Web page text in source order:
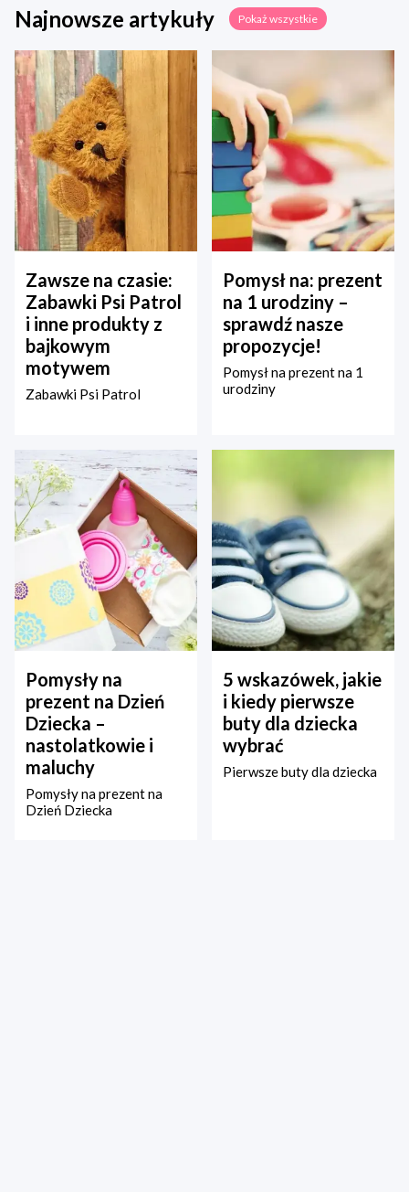
Najnowsze artykuły Pokaż wszystkie
Zawsze na czasie:
Zabawki Psi Patrol
i inne produkty z
bajkowym
motywem
Zabawki Psi Patrol
Pomysł na: prezent
na 1 urodziny –
sprawdź nasze
propozycje!
Pomysł na prezent na 1
urodziny
Pomysły na
prezent na Dzień
Dziecka –
nastolatkowie i
maluchy
Pomysły na prezent na
Dzień Dziecka
5 wskazówek, jakie
i kiedy pierwsze
buty dla dziecka
wybrać
Pierwsze buty dla dziecka